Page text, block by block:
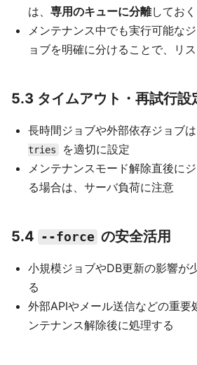
は、 専用のキューに分離しておく
メンテナンス中でも実行可能な
ョブを明確に分けることで、リ
5.3 タイムアウト・再試行設
長時間ジョブや外部依存ジョブは
tries
を適切に設定
メンテナンスモード解除直後に
る場合は、サーバ負荷に注意
5.4 --force の安全活用
小規模ジョブやDB更新の影響が
る
外部APIやメール送信などの重要
ンテナンス解除後に処理する